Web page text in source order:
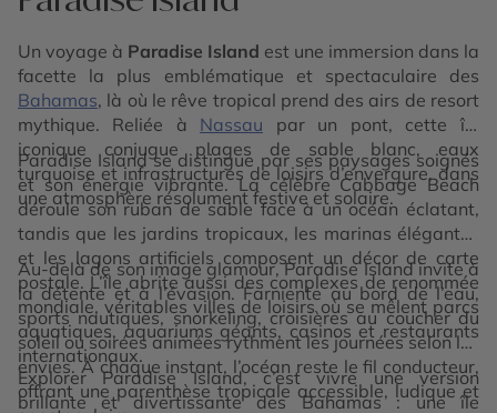
Un voyage à Paradise Island est une immersion dans la
facette la plus emblématique et spectaculaire des
Bahamas, là où le rêve tropical prend des airs de resort
mythique. Reliée à Nassau par un pont, cette île
iconique conjugue plages de sable blanc, eaux
turquoise et infrastructures de loisirs d’envergure, dans
une atmosphère résolument festive et solaire.
Paradise Island se distingue par ses paysages soignés
et son énergie vibrante. La célèbre Cabbage Beach
déroule son ruban de sable face à un océan éclatant,
tandis que les jardins tropicaux, les marinas élégantes
et les lagons artificiels composent un décor de carte
postale. L’île abrite aussi des complexes de renommée
mondiale, véritables villes de loisirs où se mêlent parcs
aquatiques, aquariums géants, casinos et restaurants
internationaux.
Au-delà de son image glamour, Paradise Island invite à
la détente et à l’évasion. Farniente au bord de l’eau,
sports nautiques, snorkeling, croisières au coucher du
soleil ou soirées animées rythment les journées selon les
envies. À chaque instant, l’océan reste le fil conducteur,
offrant une parenthèse tropicale accessible, ludique et
Explorer Paradise Island, c’est vivre une version
brillante et divertissante des Bahamas : une île